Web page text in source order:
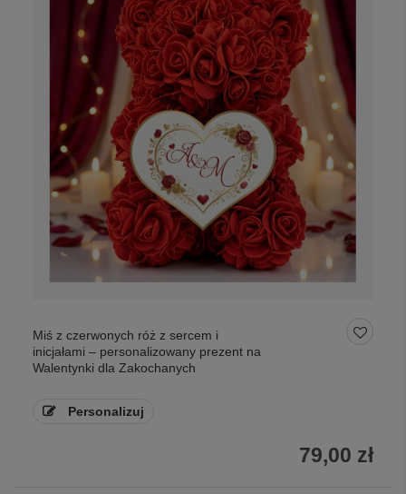
Miś z czerwonych róż z sercem i
inicjałami – personalizowany prezent na
Walentynki dla Zakochanych
Personalizuj
79,00 zł